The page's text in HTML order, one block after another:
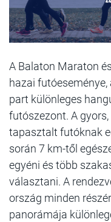
A Balaton Maraton
hazai
part különleges
futószezont. A
tapasztalt futóknak
során 7 km-től
egyéni és több
választani. A
ország minden
panorámája